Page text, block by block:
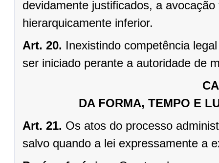
devidamente justificados, a
hierarquicamente inferior.
Art. 20. Inexistindo competência
ser iniciado perante a autoridade de
DA FORMA, TEMPO E
Art. 21. Os atos do processo
salvo quando a lei expressamente a